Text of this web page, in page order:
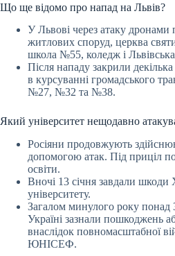
Що ще відомо про напад на Львів?
У Львові через атаку дронами
житлових споруд, церква
школа №55, коледж і Львівська
Після нападу закрили
в курсуванні громадського
№27, №32 та №38.
Який університет нещодавно
Росіяни продовжують
допомогою атак. Під приціл
освіти.
Вночі 13 січня завдали
університету.
Загалом минулого року понад
Україні зазнали пошкоджень
внаслідок повномасштабної
ЮНІСЕФ.